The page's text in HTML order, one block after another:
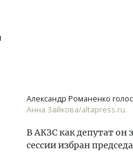
Александр Романенко
Анна Зайкова/altapress.ru.
В АКЗС как депутат он
сессии избран